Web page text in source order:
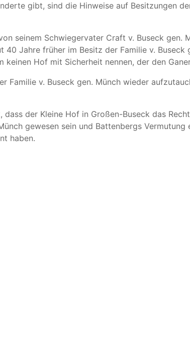
gibt, sind die Hinweise auf Besitzungen
seinem Schwiegervater Craft v. Buseck gen.
Jahre früher im Besitz der Familie v. Buseck
Hof mit Sicherheit nennen, der den
Familie v. Buseck gen. Münch wieder
der Kleine Hof in Großen-Buseck das
gewesen sein und Battenbergs
haben.